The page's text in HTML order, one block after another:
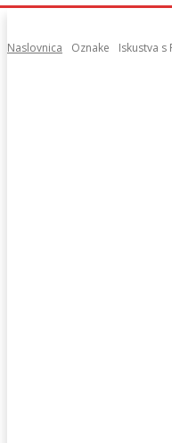
Naslovnica Oznake Iskustva s